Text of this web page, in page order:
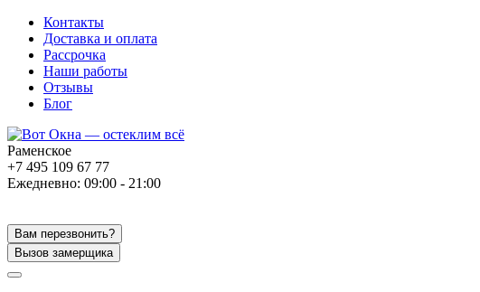
Контакты
Доставка и оплата
Рассрочка
Наши работы
Отзывы
Блог
Раменское
+7 495 109 67 77
Ежедневно: 09:00 - 21:00
Вам перезвонить?
Вызов замерщика